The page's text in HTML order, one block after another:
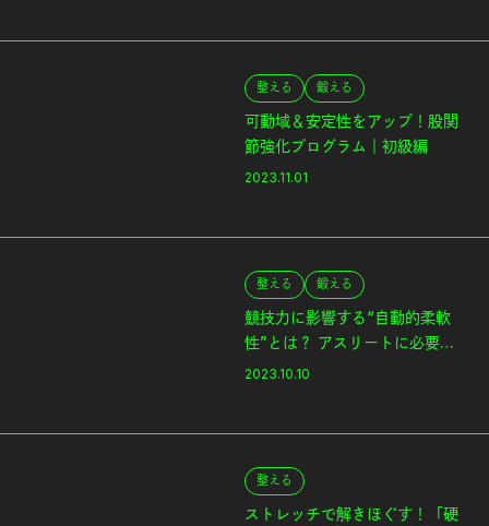
整える 鍛える
可動域＆安定性をアップ！股関
節強化プログラム｜初級編
2023.11.01
整える 鍛える
競技力に影響する“自動的柔軟
性”とは？ アスリートに必要な
「股関節」を考える
2023.10.10
整える
ストレッチで解きほぐす！「硬